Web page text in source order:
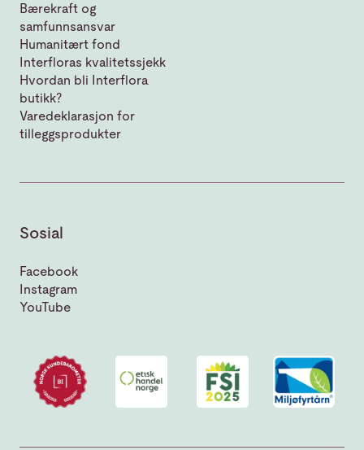
Bærekraft og
samfunnsansvar
Humanitært fond
Interfloras kvalitetssjekk
Hvordan bli Interflora
butikk?
Varedeklarasjon for
tilleggsprodukter
Sosial
Facebook
Instagram
YouTube